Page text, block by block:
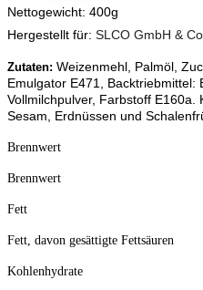
Nettogewicht: 400g
Hergestellt für: SLCO GmbH &
Zutaten: Weizenmehl, Palmöl,
Emulgator E471, Backtriebmittel:
Vollmilchpulver, Farbstoff E160a.
Sesam, Erdnüssen und
Brennwert
Brennwert
Fett
Fett, davon gesättigte